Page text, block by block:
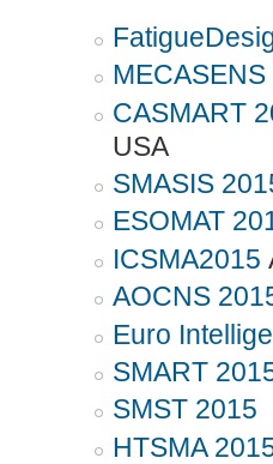
CASMART
USA
SMASIS
ESOMAT
ICSMA2015
AOCNS
Euro
SMART
SMST 2015
HTSMA